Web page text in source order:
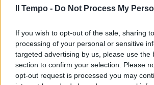
Il Tempo - Do Not Process My
If you wish to opt-out of the sale, sharing
processing of your personal or sensitive
targeted advertising by us, please use the
section to confirm your selection. Please
opt-out request is processed you may